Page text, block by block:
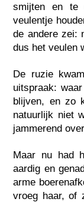
smijten en te
veulentje
de andere zei:
dus het veulen
De ruzie
uitspraak:
blijven, en zo
natuurlijk niet
jammerend
Maar nu had
aardig en
arme
vroeg haar, of